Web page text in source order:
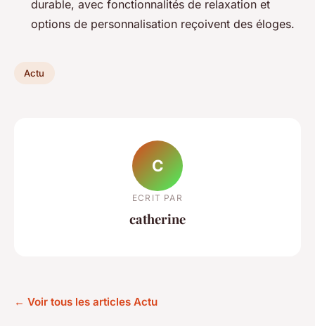
durable, avec fonctionnalités de relaxation et
options de personnalisation reçoivent des éloges.
Actu
C
ECRIT PAR
catherine
← Voir tous les articles Actu